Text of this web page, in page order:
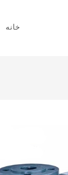
خانه